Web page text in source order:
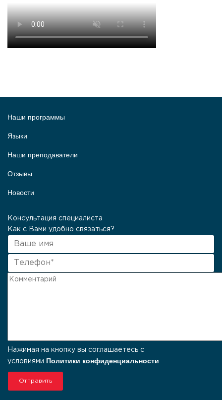
Наши программы
Языки
Наши преподаватели
Отзывы
Новости
Консультация специалиста
Как с Вами удобно связаться?
Нажимая на кнопку вы соглашаетесь с
условиями Политики конфиденциальности
Отправить